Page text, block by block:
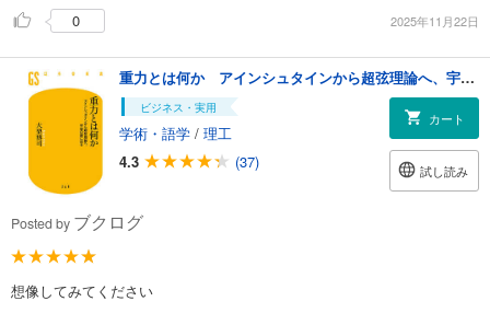
0 2025年11月22日
重力とは何か アインシュタインから超弦理論へ、宇宙の謎に迫る
ビジネス・実用
学術・語学 / 理工
4.3
(37)
カート
試し読み
Posted by ブクログ
想像してみてください